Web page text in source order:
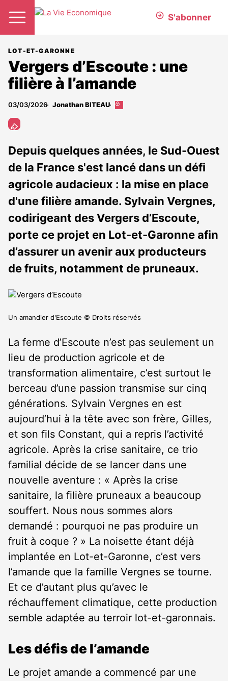
S'abonner
LOT-ET-GARONNE
Vergers d’Escoute : une
filière à l’amande
03/03/2026 Jonathan BITEAU
Cet
abonnés
Depuis quelques années, le Sud-Ouest
de la France s'est lancé dans un défi
agricole audacieux : la mise en place
d'une filière amande. Sylvain Vergnes,
codirigeant des Vergers d’Escoute,
porte ce projet en Lot-et-Garonne afin
d’assurer un avenir aux producteurs
de fruits, notamment de pruneaux.
Un amandier d'Escoute © Droits réservés
La ferme d’Escoute n’est pas seulement un
lieu de production agricole et de
transformation alimentaire, c’est surtout le
berceau d’une passion transmise sur cinq
générations. Sylvain Vergnes en est
aujourd’hui à la tête avec son frère, Gilles,
et son fils Constant, qui a repris l’activité
agricole. Après la crise sanitaire, ce trio
familial décide de se lancer dans une
nouvelle aventure : « Après la crise
sanitaire, la filière pruneaux a beaucoup
souffert. Nous nous sommes alors
demandé : pourquoi ne pas produire un
fruit à coque ? » La noisette étant déjà
implantée en Lot-et-Garonne, c’est vers
l’amande que la famille Vergnes se tourne.
Et ce d’autant plus qu’avec le
réchauffement climatique, cette production
semble adaptée au terroir lot-et-garonnais.
Les défis de l’amande
Le projet amande a commencé par une